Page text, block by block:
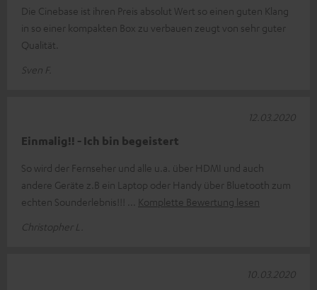
Die Cinebase ist ihren Preis absolut Wert so einen guten Klang
in so einer kompakten Box zu verbauen zeugt von sehr guter
Qualität.
Sven F.
Einmalig!! - Ich bin begeistert
So wird der Fernseher und alle u.a. über HDMI und auch
andere Geräte z.B ein Laptop oder Handy über Bluetooth zum
echten Sounderlebnis!!!
Komplette Bewertung lesen
Christopher L.
12.03.2020
10.03.2020